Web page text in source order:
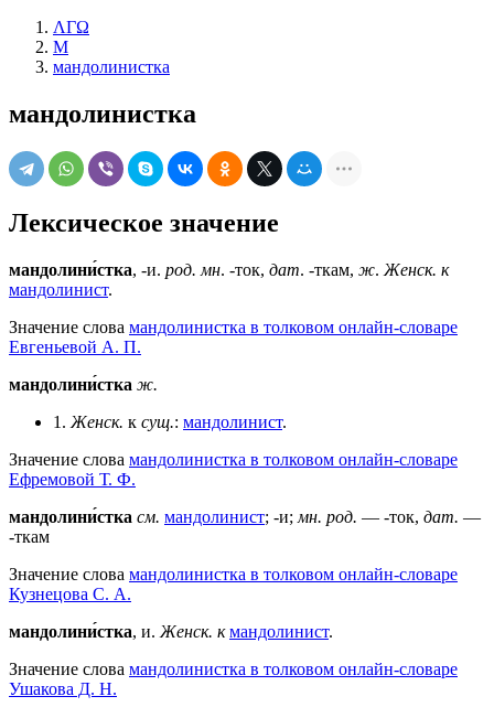
ΛΓΩ
М
мандолинистка
мандолинистка
Лексическое значение
мандолини́стка, -и. род. мн. -ток, дат. -ткам, ж. Женск. к
мандолинист.
Значение слова мандолинистка в толковом онлайн-словаре
Евгеньевой А. П.
мандолини́стка ж.
1. Женск. к сущ.: мандолинист.
Значение слова мандолинистка в толковом онлайн-словаре
Ефремовой Т. Ф.
мандолини́стка см. мандолинист; -и; мн. род. — -ток, дат. —
-ткам
Значение слова мандолинистка в толковом онлайн-словаре
Кузнецова С. А.
мандолини́стка, и. Женск. к мандолинист.
Значение слова мандолинистка в толковом онлайн-словаре
Ушакова Д. Н.